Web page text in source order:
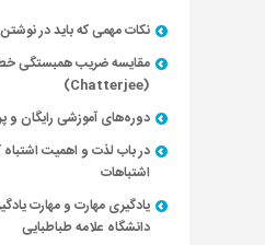
نکات مهمی که باید در
مقایسه ضریب همبستگی
(Chatterjee)
دوره‌های آموزشی رایگان
در باب لذت و اهمیت
اشتباهات
یادگیری مهارت و مهارت
دانشگاه علامه طباطبایی